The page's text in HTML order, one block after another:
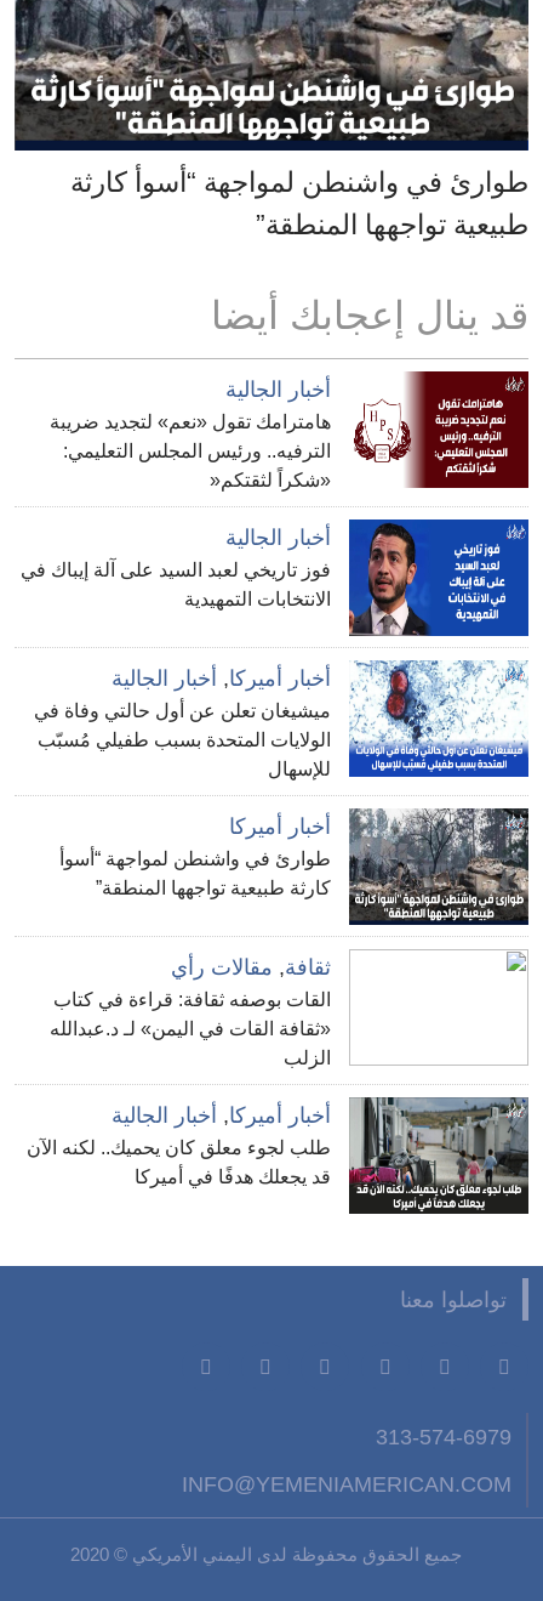
طوارئ في واشنطن لمواجهة “أسوأ كارثة
طبيعية تواجهها المنطقة”
قد ينال إعجابك أيضا
أخبار الجالية
هامترامك تقول «نعم» لتجديد ضريبة
الترفيه.. ورئيس المجلس التعليمي:
«شكراً لثقتكم«
أخبار الجالية
فوز تاريخي لعبد السيد على آلة إيباك في
الانتخابات التمهيدية
أخبار أميركا, أخبار الجالية
ميشيغان تعلن عن أول حالتي وفاة في
الولايات المتحدة بسبب طفيلي مُسبّب
للإسهال
أخبار أميركا
طوارئ في واشنطن لمواجهة “أسوأ
كارثة طبيعية تواجهها المنطقة”
ثقافة, مقالات رأي
القات بوصفه ثقافة: قراءة في كتاب
«ثقافة القات في اليمن» لـ د.عبدالله
الزلب
أخبار أميركا, أخبار الجالية
طلب لجوء معلق كان يحميك.. لكنه الآن
قد يجعلك هدفًا في أميركا
تواصلوا معنا
313-574-6979
INFO@YEMENIAMERICAN.COM
جميع الحقوق محفوظة لدى اليمني الأمريكي © 2020